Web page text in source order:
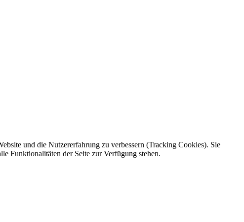
und die Nutzererfahrung zu verbessern (Tracking Cookies). Sie
Funktionalitäten der Seite zur Verfügung stehen.